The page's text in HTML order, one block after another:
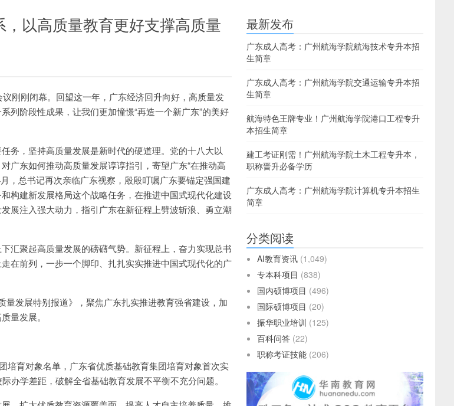
以高质量教育更好支撑高质量
刚刚闭幕。回望这一年，广东经济回升向好，高质量发
列阶段性成果，让我们更加憧憬“再造一个新广东”的美好
务，坚持高质量发展是新时代的硬道理。党的十八大以
广东如何推动高质量发展谆谆指引，寄望广东“在推动高
，总书记再次亲临广东视察，殷殷叮嘱广东要锚定强国建
构建新发展格局这个战略任务，在推进中国式现代化建设
注入强大动力，指引广东在新征程上劈波斩浪、勇立潮
汇聚起高质量发展的磅礴气势。新征程上，奋力实现总书
在前列，一步一个脚印、扎扎实实推进中国式现代化的广
发展特别报道》，聚焦广东扎实推进教育强省建设，加
量发展。
培育对象名单，广东省优质基础教育集团培育对象首次实
办学差距，破解全省基础教育发展不平衡不充分问题。
最新发布
广东成人高考：广州航海学院航海技术专升本招
生简章
广东成人高考：广州航海学院交通运输专升本招
生简章
航海特色王牌专业！广州航海学院港口工程专升
本招生简章
建工考证刚需！广州航海学院土木工程专升本，
职称晋升必备学历
广东成人高考：广州航海学院计算机专升本招生
简章
分类阅读
AI教育资讯 (1,049)
专本科项目 (838)
国内硕博项目 (496)
国际硕博项目 (20)
振华职业培训 (125)
百科问答 (22)
职称考证技能 (206)